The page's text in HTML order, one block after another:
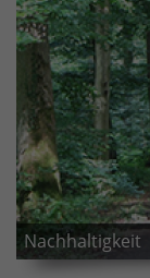
Nachhaltigkeit